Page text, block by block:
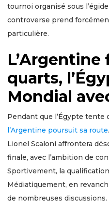
tournoi organisé sous
controverse prend
particulière.
L’Argentine
quarts,
Mondial
Pendant que l’Égypte tente
l’Argentine poursuit sa route
Lionel Scaloni affrontera
finale, avec l’ambition de
Sportivement, la
Médiatiquement, en
de nombreuses discussions.